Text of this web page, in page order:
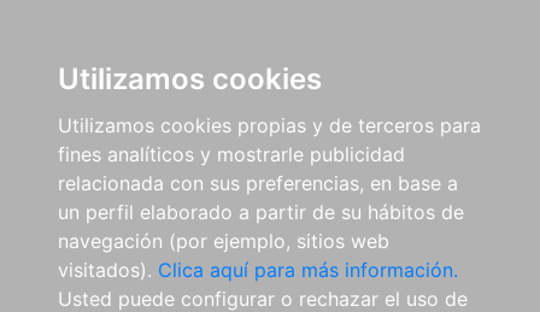
Utilizamos cookies
Utilizamos cookies propias y de terceros para
fines analíticos y mostrarle publicidad
relacionada con sus preferencias, en base a
un perfil elaborado a partir de su hábitos de
navegación (por ejemplo, sitios web
visitados). Clica aquí para más información.
Usted puede configurar o rechazar el uso de